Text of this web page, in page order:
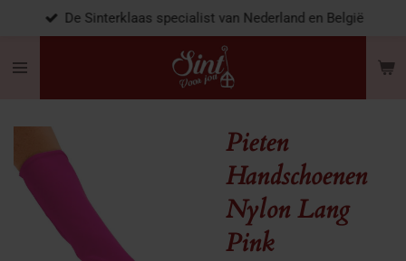
naar
De Sinterklaas specialist van Nederland en België
Pieten
Handschoenen
Nylon Lang
Pink